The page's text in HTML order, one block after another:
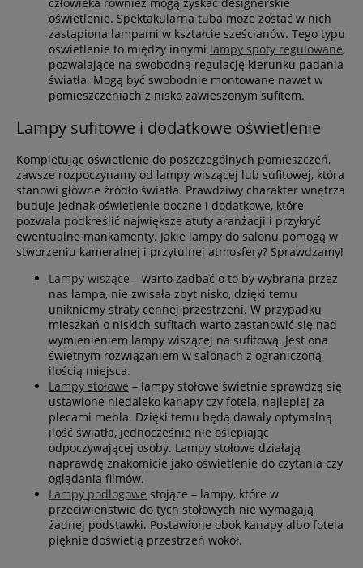
człowieka również mogą zyskać designerskie
oświetlenie. Spektakularna tuba może zostać w nich
zastąpiona lampami w kształcie sześcianów. Tego typu
oświetlenie to między innymi lampy spoty regulowane,
pozwalające na swobodną regulację kierunku padania
światła. Mogą być swobodnie montowane nawet w
pomieszczeniach z nisko zawieszonym sufitem.
Lampy sufitowe i dodatkowe oświetlenie
Kompletując oświetlenie do poszczególnych pomieszczeń,
zawsze rozpoczynamy od lampy wiszącej lub sufitowej, która
stanowi główne źródło światła. Prawdziwy charakter wnętrza
buduje jednak oświetlenie boczne i dodatkowe, które
pozwala podkreślić największe atuty aranżacji i przykryć
ewentualne mankamenty. Jakie lampy do salonu pomogą w
stworzeniu kameralnej i przytulnej atmosfery? Sprawdzamy!
Lampy wiszące – warto zadbać o to by wybrana przez
nas lampa, nie zwisała zbyt nisko, dzięki temu
unikniemy straty cennej przestrzeni. W przypadku
mieszkań o niskich sufitach warto zastanowić się nad
wymienieniem lampy wiszącej na sufitową. Jest ona
świetnym rozwiązaniem w salonach z ograniczoną
ilością miejsca.
Lampy stołowe – lampy stołowe świetnie sprawdzą się
ustawione niedaleko kanapy czy fotela, najlepiej za
plecami mebla. Dzięki temu będą dawały optymalną
ilość światła, jednocześnie nie oślepiając
odpoczywającej osoby. Lampy stołowe działają
naprawdę znakomicie jako oświetlenie do czytania czy
oglądania filmów.
Lampy podłogowe stojące – lampy, które w
przeciwieństwie do tych stołowych nie wymagają
żadnej podstawki. Postawione obok kanapy albo fotela
pięknie doświetlą przestrzeń wokół.